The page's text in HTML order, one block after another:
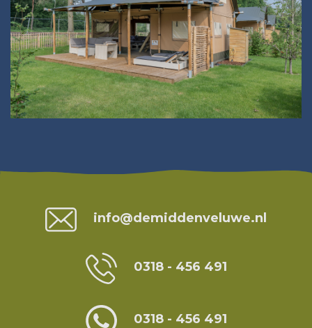
info@demiddenveluwe.nl
0318 - 456 491
0318 - 456 491